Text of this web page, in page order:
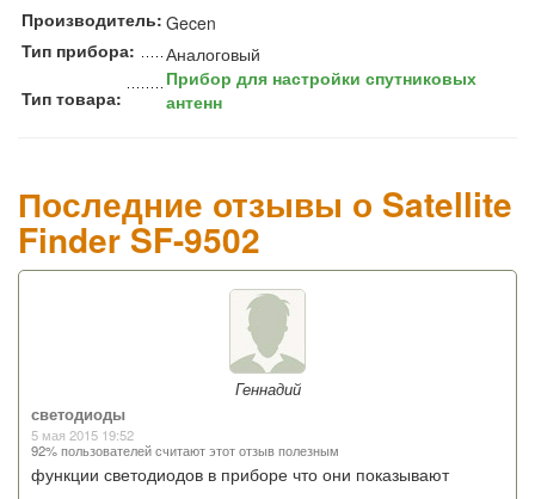
Производитель: Gecen
Тип прибора:
Аналоговый
Тип товара:
Прибор для настройки спутниковых
антенн
Последние отзывы о Satellite
Finder SF-9502
Геннадий
светодиоды
5 мая 2015 19:52
92% пользователей считают этот отзыв полезным
функции светодиодов в приборе что они показывают